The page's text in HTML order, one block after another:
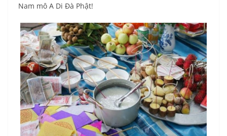
Nam mô A Di Đà Phật!